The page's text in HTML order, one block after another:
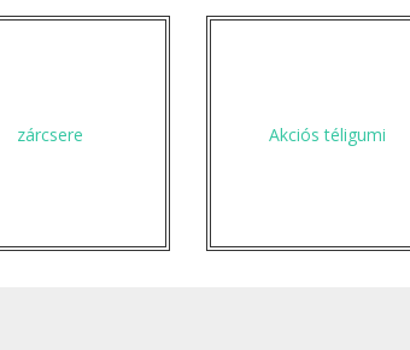
zárcsere Akciós téligumi